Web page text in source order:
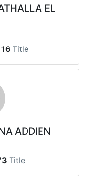
EL
Title
ADDIEN
Title